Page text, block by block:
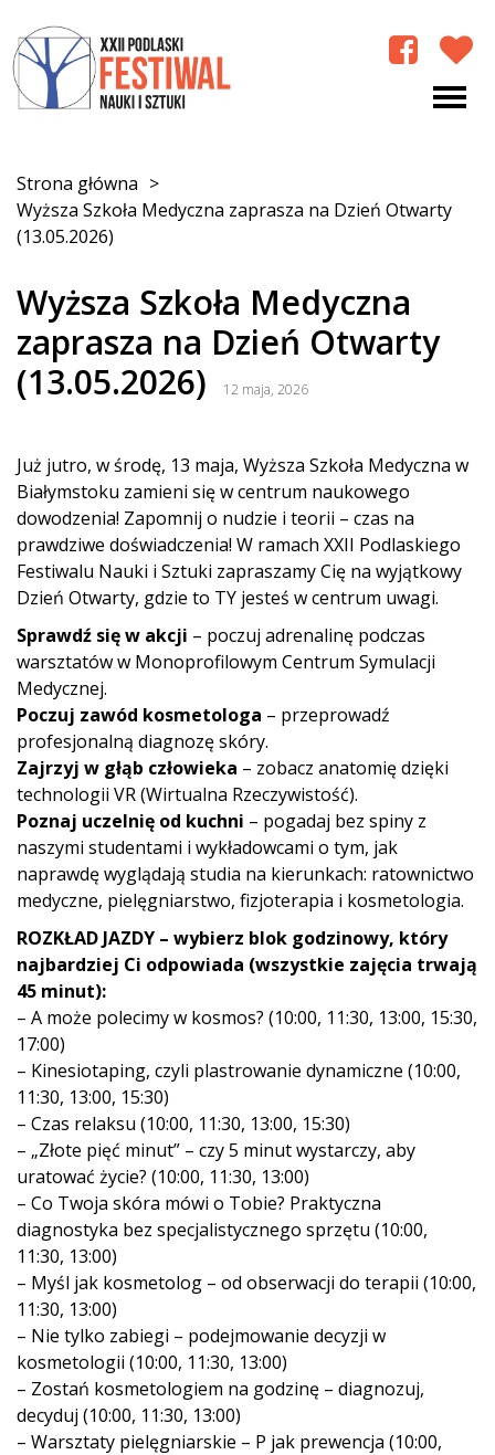
Strona główna >
Wyższa Szkoła Medyczna zaprasza na Dzień Otwarty
(13.05.2026)
Wyższa Szkoła Medyczna
zaprasza na Dzień Otwarty
(13.05.2026)
12 maja, 2026
Już jutro, w środę, 13 maja, Wyższa Szkoła Medyczna w
Białymstoku zamieni się w centrum naukowego
dowodzenia! Zapomnij o nudzie i teorii – czas na
prawdziwe doświadczenia! W ramach XXII Podlaskiego
Festiwalu Nauki i Sztuki zapraszamy Cię na wyjątkowy
Dzień Otwarty, gdzie to TY jesteś w centrum uwagi.
Sprawdź się w akcji – poczuj adrenalinę podczas
warsztatów w Monoprofilowym Centrum Symulacji
Medycznej.
Poczuj zawód kosmetologa – przeprowadź
profesjonalną diagnozę skóry.
Zajrzyj w głąb człowieka – zobacz anatomię dzięki
technologii VR (Wirtualna Rzeczywistość).
Poznaj uczelnię od kuchni – pogadaj bez spiny z
naszymi studentami i wykładowcami o tym, jak
naprawdę wyglądają studia na kierunkach: ratownictwo
medyczne, pielęgniarstwo, fizjoterapia i kosmetologia.
ROZKŁAD JAZDY – wybierz blok godzinowy, który
najbardziej Ci odpowiada (wszystkie zajęcia trwają
45 minut):
– A może polecimy w kosmos? (10:00, 11:30, 13:00, 15:30,
17:00)
– Kinesiotaping, czyli plastrowanie dynamiczne (10:00,
11:30, 13:00, 15:30)
– Czas relaksu (10:00, 11:30, 13:00, 15:30)
– „Złote pięć minut” – czy 5 minut wystarczy, aby
uratować życie? (10:00, 11:30, 13:00)
– Co Twoja skóra mówi o Tobie? Praktyczna
diagnostyka bez specjalistycznego sprzętu (10:00,
11:30, 13:00)
– Myśl jak kosmetolog – od obserwacji do terapii (10:00,
11:30, 13:00)
– Nie tylko zabiegi – podejmowanie decyzji w
kosmetologii (10:00, 11:30, 13:00)
– Zostań kosmetologiem na godzinę – diagnozuj,
decyduj (10:00, 11:30, 13:00)
– Warsztaty pielęgniarskie – P jak prewencja (10:00,